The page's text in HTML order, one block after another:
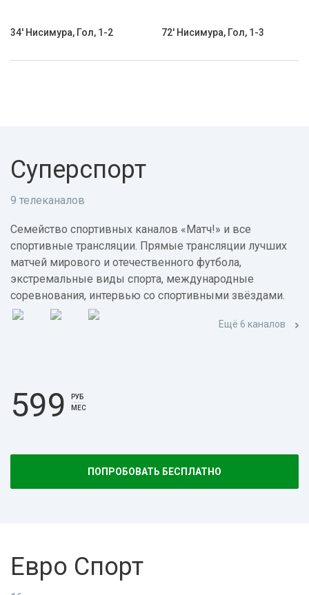
34' Нисимура, Гол, 1-2 72' Нисимура, Гол, 1-3
Суперспорт
9 телеканалов
Семейство спортивных каналов «Матч!» и все
спортивные трансляции. Прямые трансляции лучших
матчей мирового и отечественного футбола,
экстремальные виды спорта, международные
соревнования, интервью со спортивными звёздами.
Ещё 6 каналов
599
РУБ
МЕС
ПОПРОБОВАТЬ БЕСПЛАТНО
Евро Спорт